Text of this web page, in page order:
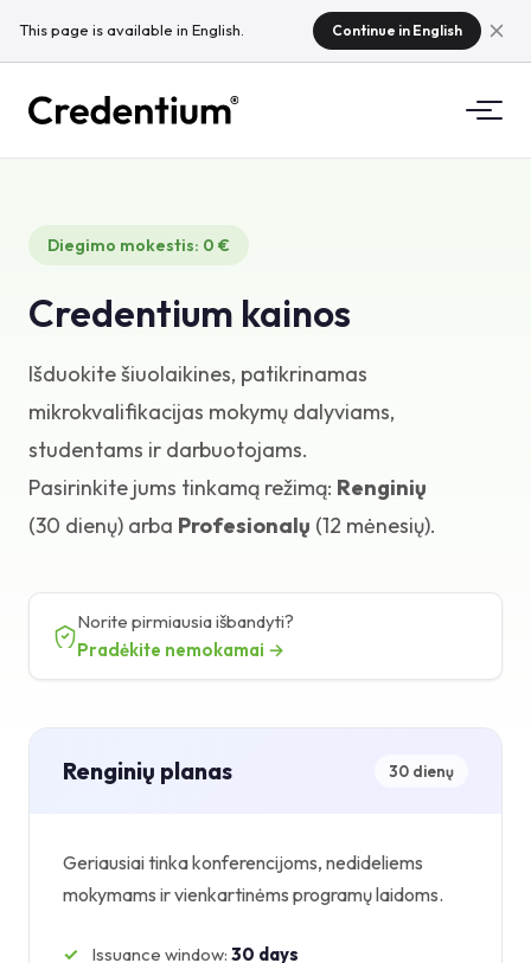
This page is available in English. Continue in English
Kaip tai veikia
Kodėl Credentium
Apie CloudTeam
Universitetams
Mokymo įmonėms
Renginių įmonėms
Kas yra mikrokvalifikacijos?
Reglamentai
Standartai ir integracijos
Pagalba
Diegimo mokestis: 0 €
Credentium kainos
Išduokite šiuolaikines, patikrinamas
mikrokvalifikacijas mokymų dalyviams,
studentams ir darbuotojams.
Pasirinkite jums tinkamą režimą: Renginių
(30 dienų) arba Profesionalų (12 mėnesių).
Norite pirmiausia išbandyti?
Pradėkite nemokamai →
Renginių planas 30 dienų
Geriausiai tinka konferencijoms, nedideliems
mokymams ir vienkartinėms programų laidoms.
Issuance window: 30 days